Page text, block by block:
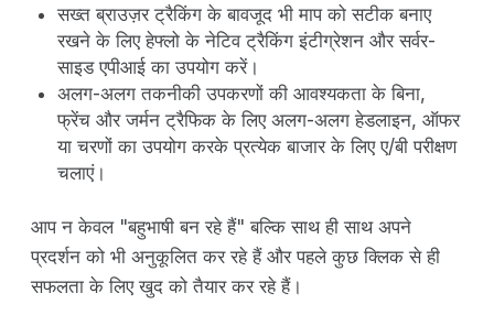
सख्त ब्राउज़र ट्रैकिंग के बावजूद भी माप को सटीक बनाए
रखने के लिए हेफ्लो के नेटिव ट्रैकिंग इंटीग्रेशन और सर्वर-
साइड एपीआई का उपयोग करें।
अलग-अलग तकनीकी उपकरणों की आवश्यकता के बिना,
फ्रेंच और जर्मन ट्रैफिक के लिए अलग-अलग हेडलाइन, ऑफर
या चरणों का उपयोग करके प्रत्येक बाजार के लिए ए/बी परीक्षण
चलाएं।
आप न केवल "बहुभाषी बन रहे हैं" बल्कि साथ ही साथ अपने
प्रदर्शन को भी अनुकूलित कर रहे हैं और पहले कुछ क्लिक से ही
सफलता के लिए खुद को तैयार कर रहे हैं।